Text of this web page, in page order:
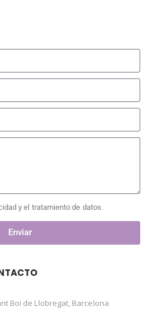
y el tratamiento de datos.
Enviar
Boi de Llobregat, Barcelona